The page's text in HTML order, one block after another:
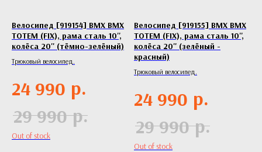
Велосипед [919154] BMX BMX
TOTEM (FIX), рама сталь 10'',
колёса 20'' (тёмно-зелёный)
Трюковый велосипед.
24 990 р.
29 990 р.
Out of stock
Велосипед [919155] BMX BMX
TOTEM (FIX), рама сталь 10'',
колёса 20'' (зелёный -
красный)
Трюковый велосипед.
24 990 р.
29 990 р.
Out of stock